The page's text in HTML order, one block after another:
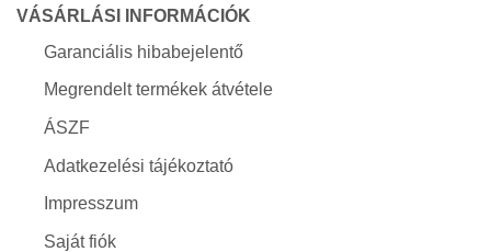
VÁSÁRLÁSI INFORMÁCIÓK
Garanciális hibabejelentő
Megrendelt termékek átvétele
ÁSZF
Adatkezelési tájékoztató
Impresszum
Saját fiók